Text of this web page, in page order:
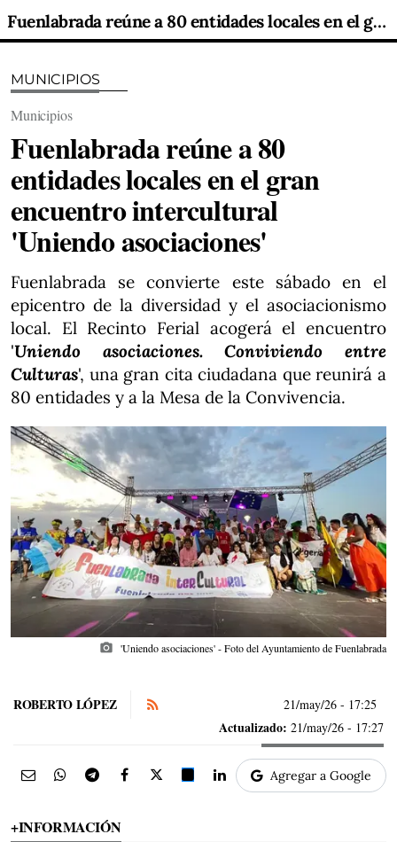
Fuenlabrada reúne a 80 entidades locales en el gran encuentro intercultural 'Uniendo asociaciones'
MUNICIPIOS
Municipios
Fuenlabrada reúne a 80
entidades locales en el gran
encuentro intercultural
'Uniendo asociaciones'
Fuenlabrada se convierte este sábado en el
epicentro de la diversidad y el asociacionismo
local. El Recinto Ferial acogerá el encuentro
'Uniendo asociaciones. Conviviendo entre
Culturas', una gran cita ciudadana que reunirá a
80 entidades y a la Mesa de la Convivencia.
photo_camera 'Uniendo asociaciones' - Foto del Ayuntamiento de Fuenlabrada
ROBERTO LÓPEZ 21/may/26 - 17:25
Actualizado: 21/may/26 - 17:27
Agregar a Google
+INFORMACIÓN